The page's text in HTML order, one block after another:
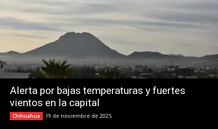
Alerta por bajas temperaturas y fuertes
vientos en la capital
Chihuahua 19 de noviembre de 2025